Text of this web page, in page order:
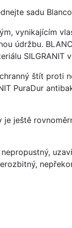
sadu
vynikajícím
údržbu.
SILGRANIT
štít proti
PuraDur
ještě